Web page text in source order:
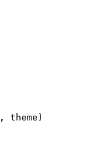
, theme )